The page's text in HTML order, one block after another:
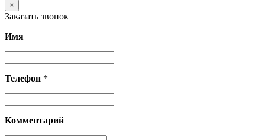
×
Заказать звонок
Имя
Телефон *
Комментарий